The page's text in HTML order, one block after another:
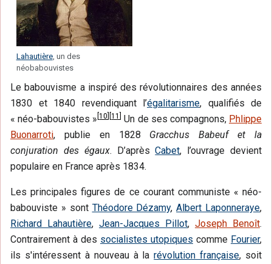
Lahautière, un des
néobabouvistes
Le babouvisme a inspiré des révolutionnaires des années
1830 et 1840 revendiquant l’égalitarisme, qualifiés de
« néo-babouvistes »[10 [11 Un de ses compagnons, Phlippe
Buonarroti, publie en 1828 Gracchus Babeuf et la
conjuration des égaux. D’aprèsCabet, l’ouvrage devient
populaire en France après 1834.
Les principales figures de ce courant communiste « néo-
babouviste » sont Théodore Dézamy,Albert Laponneraye,
Richard Lahautière, Jean-Jacques Pillot, Joseph Benoît.
Contrairement à des socialistes utopiques comme Fourier,
ils s'intéressent à nouveau à larévolution française, soit